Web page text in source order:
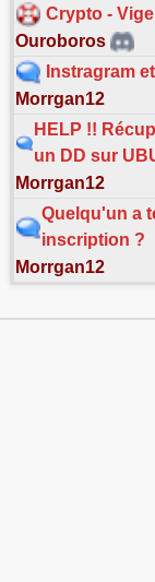
Crypto -
Ouroboros
Instragram
Morrgan12
HELP !!
un DD sur
Morrgan12
Quelqu'un a
inscription ?
Morrgan12